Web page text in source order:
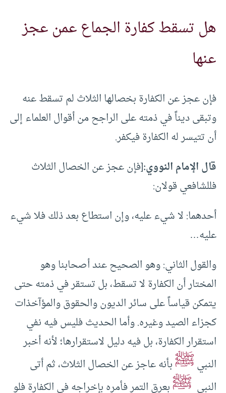
هل تسقط كفارة الجماع عمن عجز
عنها
فإن عجز عن الكفارة بخصالها الثلاث لم تسقط عنه
وتبقى ديناً في ذمته على الراجح من أقوال العلماء إلى
أن تتيسر له الكفارة فيكفر.
قال الإمام النووي:[فإن عجز عن الخصال الثلاث
فللشافعي قولان:
أحدهما: لا شيء عليه، وإن استطاع بعد ذلك فلا شيء
عليه…
والقول الثاني: وهو الصحيح عند أصحابنا وهو
المختار أن الكفارة لا تسقط، بل تستقر في ذمته حتى
يتمكن قياساً على سائر الديون والحقوق والمؤآخذات
كجزاء الصيد وغيره. وأما الحديث فليس فيه نفي
استقرار الكفارة، بل فيه دليل لاستقرارها؛ لأنه أخبر
النبيﷺبأنه عاجز عن الخصال الثلاث، ثم أتى
النبي ﷺبعرق التمر فأمره بإخراجه في الكفارة فلو